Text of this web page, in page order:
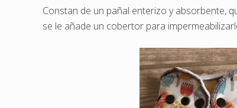
Constan de un pañal enterizo y absorbente,
se le añade un cobertor para